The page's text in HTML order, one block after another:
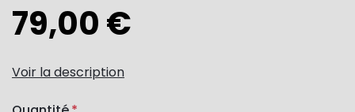
79,00 €
Voir la description